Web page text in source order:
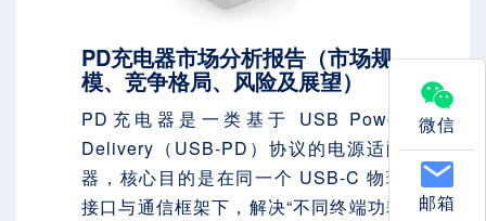
微信
邮箱
PD充电器市场分析报告（市场规
模、竞争格局、风险及展望）
PD充电器是一类基于 USB Power
Delivery（USB-PD）协议的电源适配
器，核心目的是在同一个 USB-C 物理
接口与通信框架下，解决“不同终端功耗